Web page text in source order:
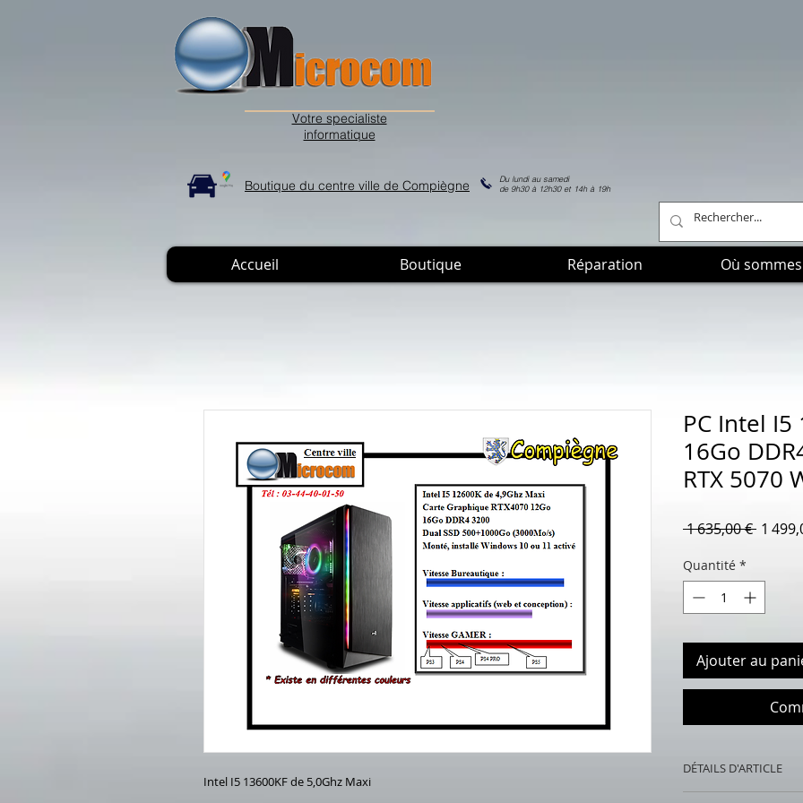
Votre specialiste
informatique
Boutique du centre ville de Compiègne
Du lundi au samedi
de 9h30 à 12h30 et 14h à 19h
Accueil Boutique Réparation Où
Intel I5 13600KF de 5,0Ghz Maxi
PC Intel I5
16Go
RTX 5070
1 635,00 € Prix
1
Quantité *
Ajouter au
DÉTAILS D'ARTICLE